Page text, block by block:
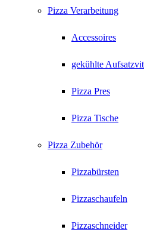
Pizza Verarbeitung
Accessoires
gekühlte
Pizza Pres
Pizza Tische
Pizza Zubehör
Pizzabürsten
Pizzaschaufeln
Pizzaschneider